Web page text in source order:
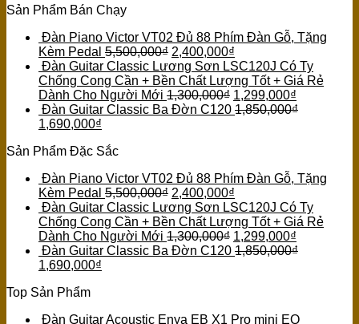
Sản Phẩm Bán Chạy
Đàn Piano Victor VT02 Đủ 88 Phím Đàn Gỗ, Tặng
Kèm Pedal 5,500,000₫ 2,400,000₫
Đàn Guitar Classic Lương Sơn LSC120J Có Ty
Chống Cong Cần + Bền Chất Lượng Tốt + Giá Rẻ
Dành Cho Người Mới 1,300,000₫ 1,299,000₫
Đàn Guitar Classic Ba Đờn C120 1,850,000₫
1,690,000₫
Sản Phẩm Đặc Sắc
Đàn Piano Victor VT02 Đủ 88 Phím Đàn Gỗ, Tặng
Kèm Pedal 5,500,000₫ 2,400,000₫
Đàn Guitar Classic Lương Sơn LSC120J Có Ty
Chống Cong Cần + Bền Chất Lượng Tốt + Giá Rẻ
Dành Cho Người Mới 1,300,000₫ 1,299,000₫
Đàn Guitar Classic Ba Đờn C120 1,850,000₫
1,690,000₫
Top Sản Phẩm
Đàn Guitar Acoustic Enya EB X1 Pro mini EQ